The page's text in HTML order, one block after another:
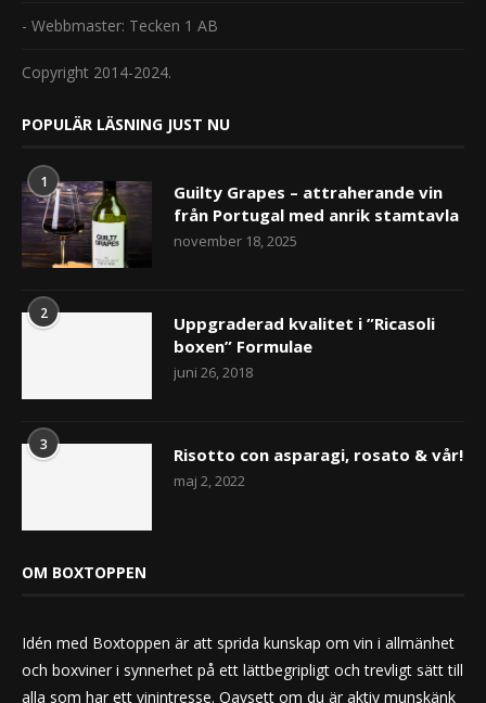
- Webbmaster: Tecken 1 AB
Copyright 2014-2024.
POPULÄR LÄSNING JUST NU
1
Guilty Grapes – attraherande vin
från Portugal med anrik stamtavla
november 18, 2025
2
Uppgraderad kvalitet i ”Ricasoli
boxen” Formulae
juni 26, 2018
3 Risotto con asparagi, rosato & vår!
maj 2, 2022
OM BOXTOPPEN
Idén med Boxtoppen är att sprida kunskap om vin i allmänhet
och boxviner i synnerhet på ett lättbegripligt och trevligt sätt till
alla som har ett vinintresse. Oavsett om du är aktiv munskänk